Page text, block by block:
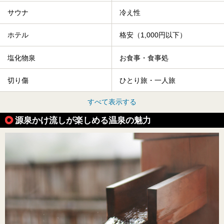
サウナ 冷え性
ホテル 格安（1,000円以下）
塩化物泉 お食事・食事処
切り傷 ひとり旅・一人旅
すべて表示する
源泉かけ流しが楽しめる温泉の魅力